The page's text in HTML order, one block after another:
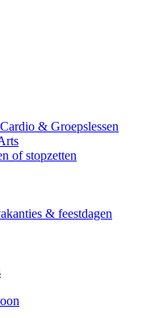
& Groepslessen
of stopzetten
& feestdagen